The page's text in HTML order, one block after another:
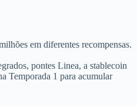
em diferentes recompensas.
pontes Linea, a stablecoin
Temporada 1 para acumular